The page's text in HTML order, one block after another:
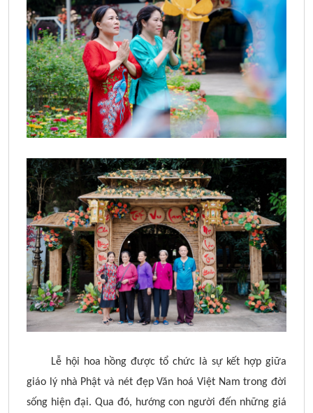
Lễ hội hoa hồng được tổ chức là sự kết hợp giữa
giáo lý nhà Phật và nét đẹp Văn hoá Việt Nam trong đời
sống hiện đại. Qua đó, hướng con người đến những giá